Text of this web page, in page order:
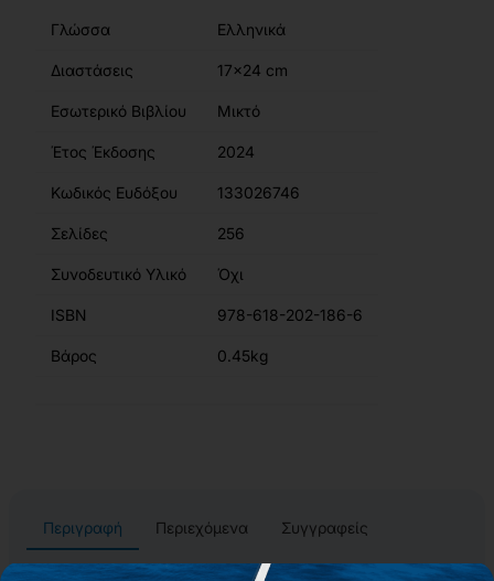
Γλώσσα Ελληνικά
Διαστάσεις 17x24 cm
Εσωτερικό Βιβλίου Μικτό
Έτος Έκδοσης 2024
Κωδικός Ευδόξου 133026746
Σελίδες 256
Συνοδευτικό Υλικό Όχι
ISBN 978-618-202-186-6
Βάρος 0.45kg
Περιγραφή Περιεχόμενα Συγγραφείς
Αίτημα για δωρεάν αντίτυπο